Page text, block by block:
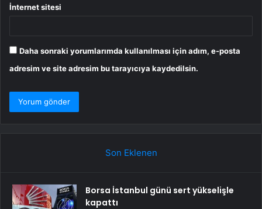
İnternet sitesi
Daha sonraki yorumlarımda kullanılması için adım, e-posta
adresim ve site adresim bu tarayıcıya kaydedilsin.
Son Eklenen
Borsa İstanbul günü sert yükselişle
kapattı